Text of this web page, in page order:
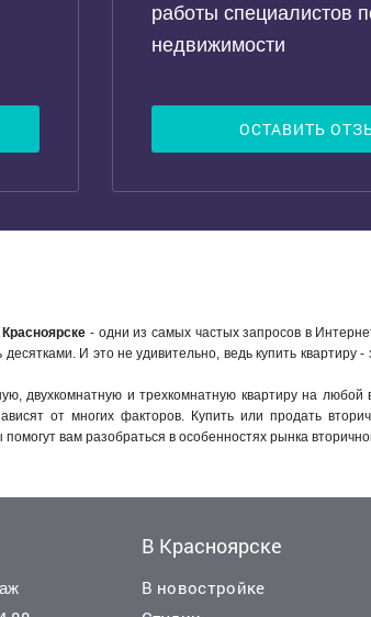
работы специалистов
недвижимости
ОСТАВИТЬ
- одни из самых частых запросов в
И это не удивительно, ведь купить
двухкомнатную и трехкомнатную квартиру на
от многих факторов. Купить или продать
вам разобраться в особенностях рынка
В Красноярске
В новостройке